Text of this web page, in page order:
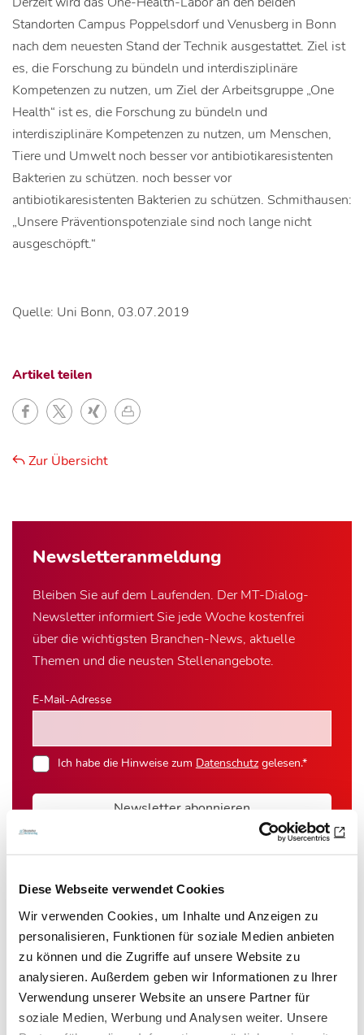
Diese Webseite verwendet Cookies
Wir verwenden Cookies, um Inhalte und Anzeigen zu
personalisieren, Funktionen für soziale Medien anbieten
zu können und die Zugriffe auf unsere Website zu
analysieren. Außerdem geben wir Informationen zu Ihrer
Verwendung unserer Website an unsere Partner für
soziale Medien, Werbung und Analysen weiter. Unsere
Newsletter­anmeldung
Bleiben Sie auf dem Laufenden. Der MT-Dialog-
Newsletter informiert Sie jede Woche kostenfrei
über die wichtigsten Branchen-News, aktuelle
Themen und die neusten Stellenangebote.
E-Mail-Adresse
Ich habe die Hinweise zum Datenschutzgelesen.*
Newsletter abonnieren
Standorten Campus Poppelsdorf und Venusberg in Bonn
nach dem neuesten Stand der Technik ausgestattet. Ziel ist
es, die Forschung zu bündeln und interdisziplinäre
Kompetenzen zu nutzen, um Ziel der Arbeitsgruppe „One
Health“ ist es, die Forschung zu bündeln und
interdisziplinäre Kompetenzen zu nutzen, um Menschen,
Tiere und Umwelt noch besser vor antibiotikaresistenten
Bakterien zu schützen. noch besser vor
antibiotikaresistenten Bakterien zu schützen. Schmithausen:
„Unsere Präventionspotenziale sind noch lange nicht
ausgeschöpft.“
Quelle: Uni Bonn, 03.07.2019
Artikel teilen
Zur Übersicht
Das könnte Sie auch interessieren: